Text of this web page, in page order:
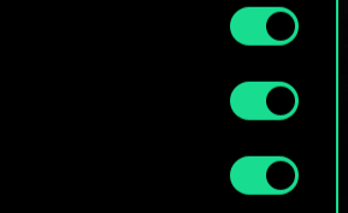
」メニューでご確認ください。